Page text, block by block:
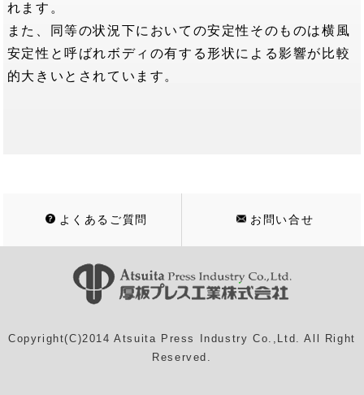
れます。
また、同等の状況下においての安定性そのものは横風
安定性と呼ばれボディの有する形状による影響が比較
的大きいとされています。
よくあるご質問 お問い合せ
Copyright(C)2014 Atsuita Press Industry Co.,Ltd. All Right
Reserved.